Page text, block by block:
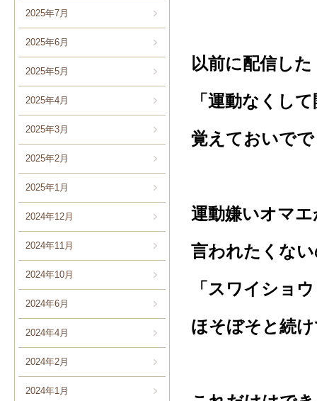
2025年7月
2025年6月
2025年5月
2025年4月
2025年3月
2025年2月
2025年1月
2024年12月
2024年11月
2024年10月
2024年6月
2024年4月
2024年2月
2024年1月
以前に配信した
「運動なくし
覚えておいで
運動嫌いオマ
言われたくな
「スワイショ
ほそぼそと続